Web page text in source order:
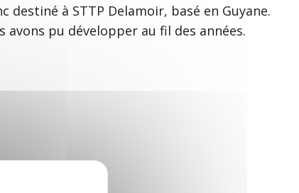
à STTP Delamoir, basé en Guyane.
pu développer au fil des années.